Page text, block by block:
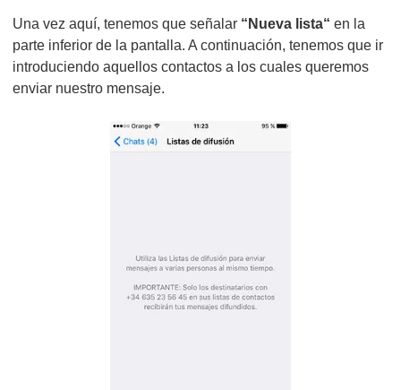
Una vez aquí, tenemos que señalar “Nueva lista“ en la
parte inferior de la pantalla. A continuación, tenemos que ir
introduciendo aquellos contactos a los cuales queremos
enviar nuestro mensaje.